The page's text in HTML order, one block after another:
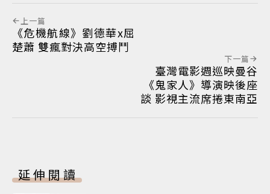
上一篇
《危機航線》劉德華x屈
楚蕭 雙瘋對決高空搏鬥
下一篇
臺灣電影週巡映曼谷
《鬼家人》導演映後座
談 影視主流席捲東南亞
延伸閱讀